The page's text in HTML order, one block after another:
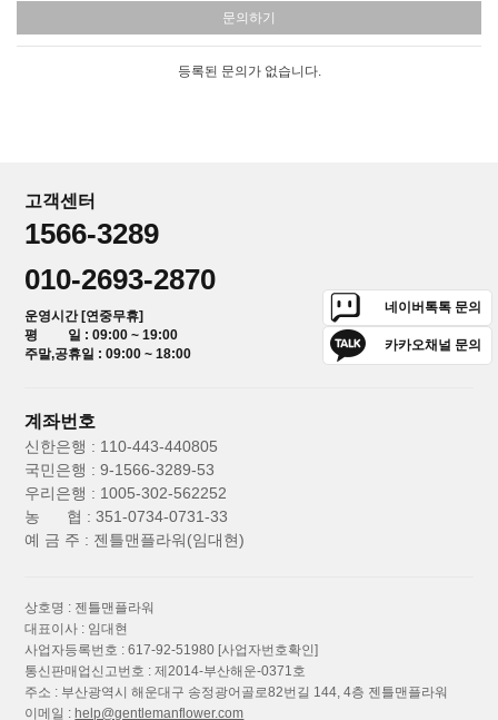
문의하기
등록된 문의가 없습니다.
고객센터
1566-3289
010-2693-2870
운영시간 [연중무휴]
평 일 : 09:00 ~ 19:00
주말,공휴일 : 09:00 ~ 18:00
네이버톡톡 문의
카카오채널 문의
계좌번호
신한은행 : 110-443-440805
국민은행 : 9-1566-3289-53
우리은행 : 1005-302-562252
농 협 : 351-0734-0731-33
예 금 주 : 젠틀맨플라워(임대현)
상호명 : 젠틀맨플라워
대표이사 : 임대현
사업자등록번호 : 617-92-51980 [사업자번호확인]
통신판매업신고번호 : 제2014-부산해운-0371호
주소 : 부산광역시 해운대구 송정광어골로82번길 144, 4층 젠틀맨플라워
이메일 :help@gentlemanflower.com